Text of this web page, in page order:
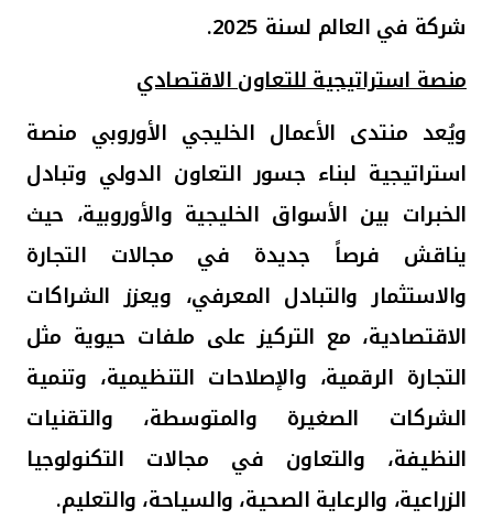
شركة في العالم لسنة 2025.
منصة استراتيجية للتعاون الاقتصادي
ويُعد منتدى الأعمال الخليجي الأوروبي منصة
استراتيجية لبناء جسور التعاون الدولي وتبادل
الخبرات بين الأسواق الخليجية والأوروبية، حيث
يناقش فرصاً جديدة في مجالات التجارة
والاستثمار والتبادل المعرفي، ويعزز الشراكات
الاقتصادية، مع التركيز على ملفات حيوية مثل
التجارة الرقمية، والإصلاحات التنظيمية، وتنمية
الشركات الصغيرة والمتوسطة، والتقنيات
النظيفة، والتعاون في مجالات التكنولوجيا
الزراعية، والرعاية الصحية، والسياحة، والتعليم.